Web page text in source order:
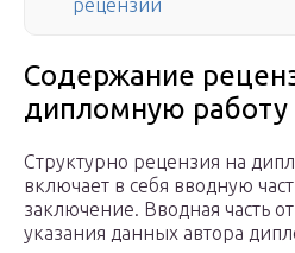
рецензии
Содержание
дипломную работу
Структурно рецензия на
включает в себя вводную
заключение. Вводная часть
указания данных автора